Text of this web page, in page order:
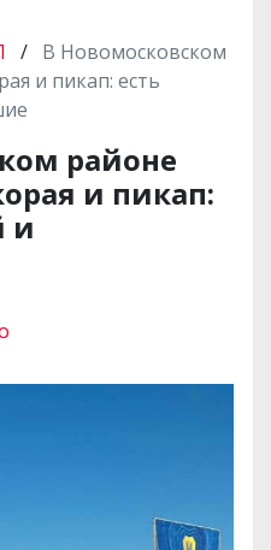
/ В Новомосковском
и пикап: есть
районе
и пикап:
и